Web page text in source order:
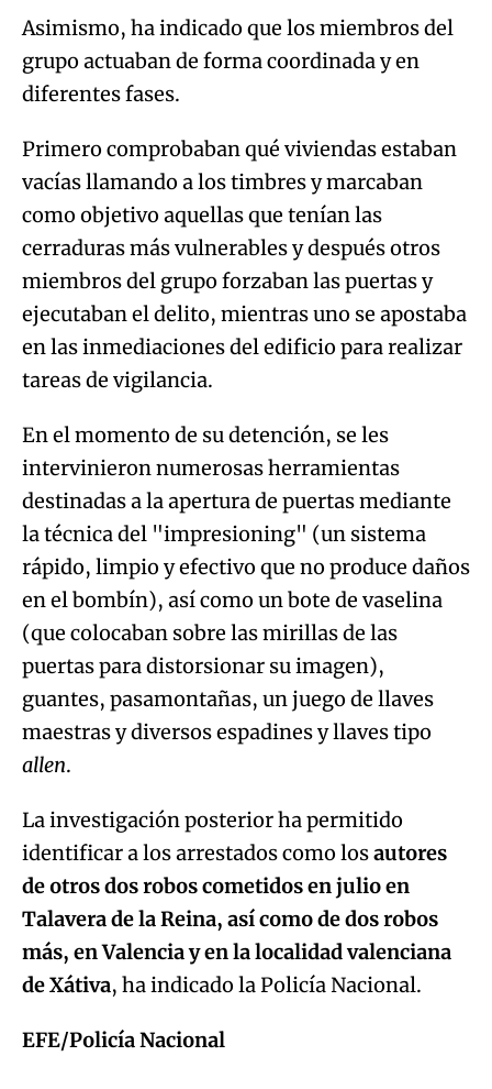
Asimismo, ha indicado que los miembros del
grupo actuaban de forma coordinada y en
diferentes fases.
Primero comprobaban qué viviendas estaban
vacías llamando a los timbres y marcaban
como objetivo aquellas que tenían las
cerraduras más vulnerables y después otros
miembros del grupo forzaban las puertas y
ejecutaban el delito, mientras uno se apostaba
en las inmediaciones del edificio para realizar
tareas de vigilancia.
En el momento de su detención, se les
intervinieron numerosas herramientas
destinadas a la apertura de puertas mediante
la técnica del "impresioning" (un sistema
rápido, limpio y efectivo que no produce daños
en el bombín), así como un bote de vaselina
(que colocaban sobre las mirillas de las
puertas para distorsionar su imagen),
guantes, pasamontañas, un juego de llaves
maestras y diversos espadines y llaves tipo
allen.
La investigación posterior ha permitido
identificar a los arrestados como losautores
de otros dos robos cometidos en julio en
Talavera de la Reina, así como de dos robos
más, en Valencia y en la localidad valenciana
de Xátiva, ha indicado la Policía Nacional.
EFE/Policía Nacional